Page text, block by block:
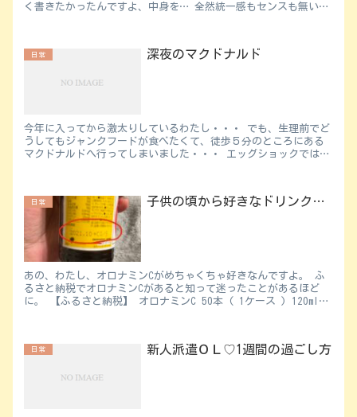
く書きたかったんですよ、中身を… 全然統一感もセンスも無い持
日常 深夜のマクドナルド
今年に入ってから激太りしているわたし・・・ でも、生理前でど
うしてもジャンクフードが食べたくて、徒歩５分のところにある
マクドナルドへ行ってしまいました・・・ エッグショックではあ
日常 子供の頃から好きなドリンク…
あの、わたし、オロナミンCがめちゃくちゃ好きなんですよ。 ふ
るさと納税でオロナミンCがあると知って迷ったことがあるほど
に。 【ふるさと納税】 オロナミンC 50本 ( 1ケース ) 120ml
日常 新人派遣ＯＬ♡1週間の過ごし方